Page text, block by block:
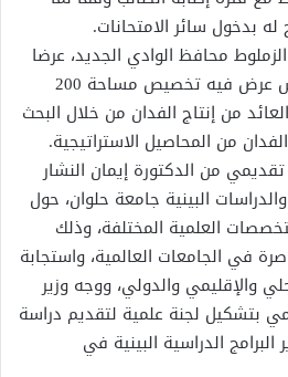
بدخول سائر الامتحانات.
محافظ الوادي الجديد، عرضا
تقديميا في اجتماع المجلس عرض فيه تخصيص مساحة 200
من إنتاج الفدان من خلال البحث
من المحاصيل الاستراتيجية.
من الدكتورة إيمان النشار
البينية جامعة حلوان، حول
العلمية المختلفة، وذلك
في الجامعات العالمية، واستجابة
والإقليمي والدولي، ووجه وزير
بتشكيل لجنة علمية لتقديم دراسة
الدراسية البينية في